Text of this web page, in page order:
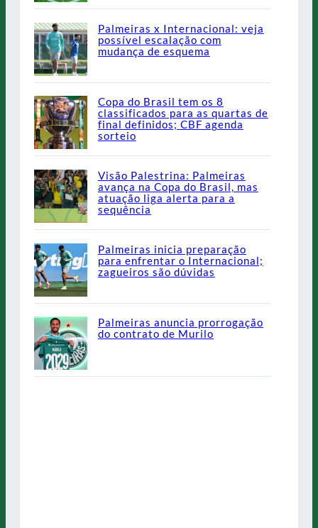
Palmeiras x Internacional: veja
possível escalação com
mudança de esquema
Copa do Brasil tem os 8
classificados para as quartas de
final definidos; CBF agenda
sorteio
Visão Palestrina: Palmeiras
avança na Copa do Brasil, mas
atuação liga alerta para a
sequência
Palmeiras inicia preparação
para enfrentar o Internacional;
zagueiros são dúvidas
Palmeiras anuncia prorrogação
do contrato de Murilo